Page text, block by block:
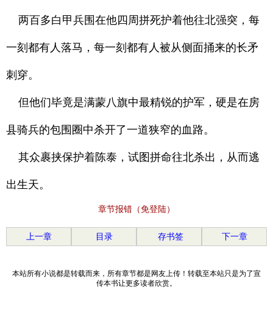
两百多白甲兵围在他四周拼死护着他往北强突，每
一刻都有人落马，每一刻都有人被从侧面捅来的长矛
刺穿。
但他们毕竟是满蒙八旗中最精锐的护军，硬是在房
县骑兵的包围圈中杀开了一道狭窄的血路。
其众裹挟保护着陈泰，试图拼命往北杀出，从而逃
出生天。
章节报错（免登陆）
上一章 目录 存书签 下一章
本站所有小说都是转载而来，所有章节都是网友上传！转载至本站只是为了宣
传本书让更多读者欣赏。